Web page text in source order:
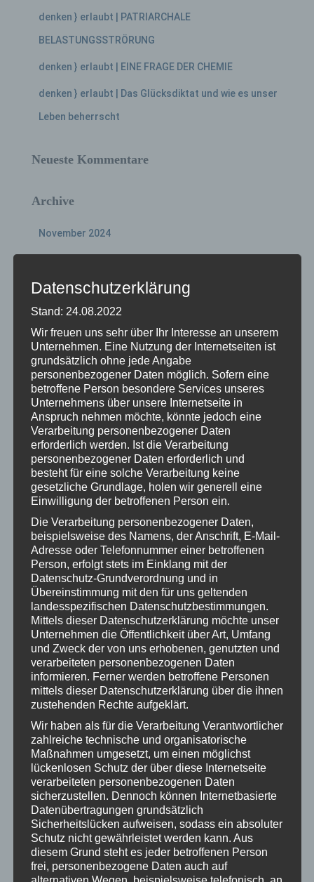
denken } erlaubt | PATRIARCHALE
BELASTUNGSSTRÖRUNG
denken } erlaubt | EINE FRAGE DER CHEMIE
denken } erlaubt | Das Glücksdiktat und wie es unser
Leben beherrscht
Neueste Kommentare
Archive
November 2024
Mai 2023
April 2023
März 2023
Februar 2023
Januar 2023
Dezember 2022
Oktober 2022
September 2022
Juni 2022
Mai 2022
April 2022
März 2022
Februar 2022
Januar 2022
November 2021
Oktober 2021
August 2021
Juli 2021
Juni 2021
Mai 2021
Dezember 2020
November 2020
Datenschutzerklärung
Stand: 24.08.2022
Wir freuen uns sehr über Ihr Interesse an unserem
Unternehmen. Eine Nutzung der Internetseiten ist
grundsätzlich ohne jede Angabe
personenbezogener Daten möglich. Sofern eine
betroffene Person besondere Services unseres
Unternehmens über unsere Internetseite in
Anspruch nehmen möchte, könnte jedoch eine
Verarbeitung personenbezogener Daten
erforderlich werden. Ist die Verarbeitung
personenbezogener Daten erforderlich und
besteht für eine solche Verarbeitung keine
gesetzliche Grundlage, holen wir generell eine
Einwilligung der betroffenen Person ein.
Die Verarbeitung personenbezogener Daten,
beispielsweise des Namens, der Anschrift, E-Mail-
Adresse oder Telefonnummer einer betroffenen
Person, erfolgt stets im Einklang mit der
Datenschutz-Grundverordnung und in
Übereinstimmung mit den für uns geltenden
landesspezifischen Datenschutzbestimmungen.
Mittels dieser Datenschutzerklärung möchte unser
Unternehmen die Öffentlichkeit über Art, Umfang
und Zweck der von uns erhobenen, genutzten und
verarbeiteten personenbezogenen Daten
informieren. Ferner werden betroffene Personen
mittels dieser Datenschutzerklärung über die ihnen
zustehenden Rechte aufgeklärt.
Wir haben als für die Verarbeitung Verantwortlicher
zahlreiche technische und organisatorische
Maßnahmen umgesetzt, um einen möglichst
lückenlosen Schutz der über diese Internetseite
verarbeiteten personenbezogenen Daten
sicherzustellen. Dennoch können Internetbasierte
Datenübertragungen grundsätzlich
Sicherheitslücken aufweisen, sodass ein absoluter
Schutz nicht gewährleistet werden kann. Aus
diesem Grund steht es jeder betroffenen Person
frei, personenbezogene Daten auch auf